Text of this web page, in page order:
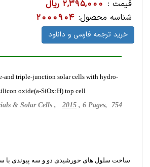
قیمت : 2,395,000 ریال
شناسه محصول: 2000904
خرید ترجمه فارسی و دانلود
and triple-junction solar cells with hydro-
oxide(a-SiOx:H) top cell
& Solar Cells , 2015 , 6 Pages, 754
ساخت سلول های خورشیدی دو و سه پیوندی با